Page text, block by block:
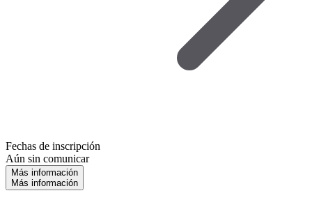
Fechas de inscripción
Aún sin comunicar
Más información
Más información